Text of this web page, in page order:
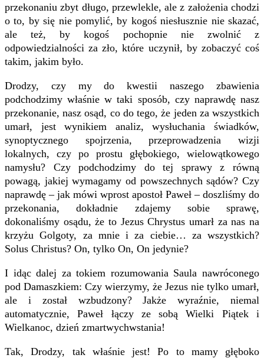
przekonaniu zbyt długo, przewlekle, ale z założenia chodzi
o to, by się nie pomylić, by kogoś niesłusznie nie skazać,
ale też, by kogoś pochopnie nie zwolnić z
odpowiedzialności za zło, które uczynił, by zobaczyć coś
takim, jakim było.
Drodzy, czy my do kwestii naszego zbawienia
podchodzimy właśnie w taki sposób, czy naprawdę nasz
przekonanie, nasz osąd, co do tego, że jeden za wszystkich
umarł, jest wynikiem analiz, wysłuchania świadków,
synoptycznego spojrzenia, przeprowadzenia wizji
lokalnych, czy po prostu głębokiego, wielowątkowego
namysłu? Czy podchodzimy do tej sprawy z równą
powagą, jakiej wymagamy od powszechnych sądów? Czy
naprawdę – jak mówi wprost apostoł Paweł – doszliśmy do
przekonania, dokładnie zdajemy sobie sprawę,
dokonaliśmy osądu, że to Jezus Chrystus umarł za nas na
krzyżu Golgoty, za mnie i za ciebie… za wszystkich?
Solus Christus? On, tylko On, On jedynie?
I idąc dalej za tokiem rozumowania Saula nawróconego
pod Damaszkiem: Czy wierzymy, że Jezus nie tylko umarł,
ale i został wzbudzony? Jakże wyraźnie, niemal
automatycznie, Paweł łączy ze sobą Wielki Piątek i
Wielkanoc, dzień zmartwychwstania!
Tak, Drodzy, tak właśnie jest! Po to mamy głęboko